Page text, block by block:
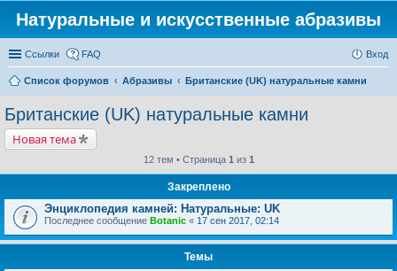
Натуральные и искусственные абразивы
Ссылки FAQ Вход
Список форумов Абразивы Британские (UK) натуральные камни
Британские (UK) натуральные камни
Новая тема
12 тем • Страница 1 из 1
Закреплено
Энциклопедия камней: Натуральные: UK
Последнее сообщение Botanic « 17 сен 2017, 02:14
Темы